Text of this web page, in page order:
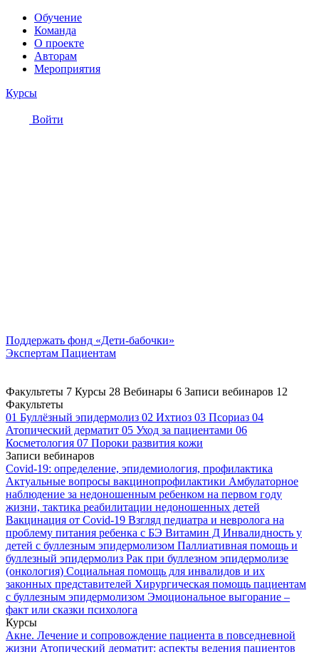
Обучение
Команда
О проекте
Авторам
Мероприятия
Курсы
Войти
Поддержать фонд «Дети-бабочки»
Экспертам Пациентам
Факультеты 7 Курсы 28 Вебинары 6 Записи вебинаров 12
Факультеты
01 Буллёзный эпидермолиз 02 Ихтиоз 03 Псориаз 04
Атопический дерматит 05 Уход за пациентами 06
Косметология 07 Пороки развития кожи
Записи вебинаров
Covid-19: определение, эпидемиология, профилактика
Актуальные вопросы вакцинопрофилактики Амбулаторное
наблюдение за недоношенным ребенком на первом году
жизни, тактика реабилитации недоношенных детей
Вакцинация от Covid-19 Взгляд педиатра и невролога на
проблему питания ребенка с БЭ Витамин Д Инвалидность у
детей с буллезным эпидермолизом Паллиативная помощь и
буллезный эпидермолиз Рак при буллезном эпидермолизе
(онкология) Социальная помощь для инвалидов и их
законных представителей Хирургическая помощь пациентам
с буллезным эпидермолизом Эмоциональное выгорание –
факт или сказки психолога
Курсы
Акне. Лечение и сопровождение пациента в повседневной
жизни Атопический дерматит: аспекты ведения пациентов